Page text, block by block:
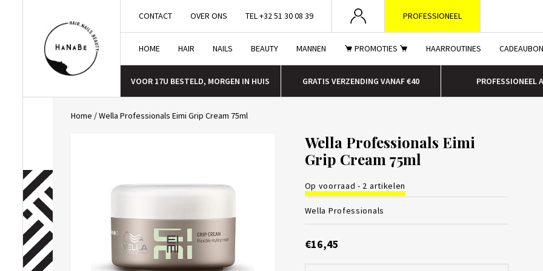
CONTACT OVER ONS TEL +32 51 30 08 39 PROFESSIONEEL
HOME HAIR NAILS BEAUTY MANNEN PROMOTIES HAARROUTINES CADEAUBON
VOOR 17U BESTELD, MORGEN IN HUIS GRATIS VERZENDING VANAF €40 PROFESSIONEEL
Home /Wella Professionals Eimi Grip Cream 75ml
Wella Professionals Eimi
Grip Cream 75ml
Op voorraad - 2 artikelen
Wella Professionals
€16,45